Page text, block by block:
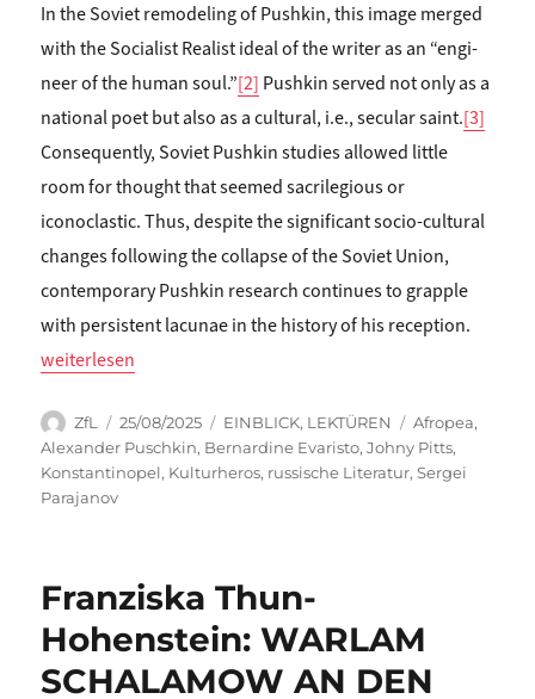
In the Soviet remodeling of Pushkin, this image merged
with the Socialist Realist ideal of the writer as an “engi­
neer of the human soul.”[2] Pushkin served not only as a
national poet but also as a cultural, i.e., secular saint.[3]
Consequently, Soviet Pushkin studies allowed little
room for thought that seemed sacrilegious or
iconoclastic. Thus, despite the significant socio-cultural
changes following the collapse of the Soviet Union,
contemporary Pushkin research continues to grapple
with persistent lacunae in the history of his reception.
„Fanny Helena Wehner: ALEXANDER PUSHKIN, AFROPEAN
weiterlesen
Autor
ZfL
Veröffentlicht
am
25/08/2025 Kategorien
EINBLICK, LEKTÜREN Schlagwörter
Afropea,
Alexander Puschkin, Bernardine Evaristo,Johny Pitts,
Konstantinopel, Kulturheros, russische Literatur,Sergei
Parajanov
Franziska Thun-
Hohenstein: WARLAM
SCHALAMOW AN DEN